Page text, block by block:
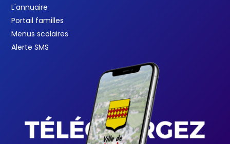
L'annuaire
Portail familles
Menus scolaires
Alerte SMS